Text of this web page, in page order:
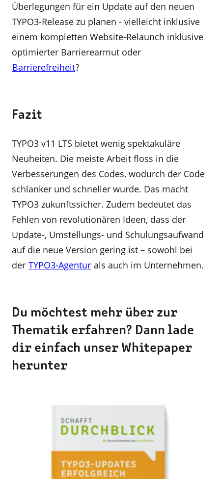
Überlegungen für ein Update auf den neuen
TYPO3-Release zu planen - vielleicht inklusive
einem kompletten Website-Relaunch inklusive
optimierter Barrierearmut oder
Barrierefreiheit?
Fazit
TYPO3 v11 LTS bietet wenig spektakuläre
Neuheiten. Die meiste Arbeit floss in die
Verbesserungen des Codes, wodurch der Code
schlanker und schneller wurde. Das macht
TYPO3 zukunftssicher. Zudem bedeutet das
Fehlen von revolutionären Ideen, dass der
Update-, Umstellungs- und Schulungsaufwand
auf die neue Version gering ist – sowohl bei
der TYPO3-Agentur als auch im Unternehmen.
Du möchtest mehr über zur
Thematik erfahren? Dann lade
dir einfach unser Whitepaper
herunter